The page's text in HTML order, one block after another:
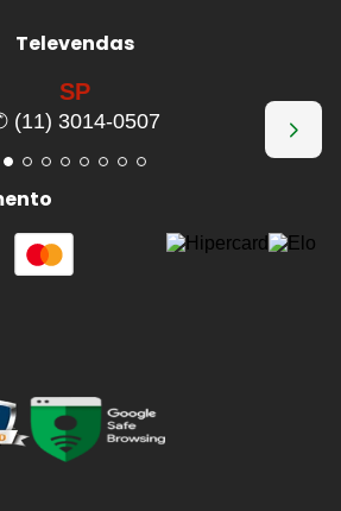
Televendas
SP
(11) 3014-0507